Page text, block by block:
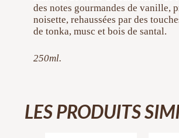
des notes gourmandes de vanille,
noisette, rehaussées par des
de tonka, musc et bois de santal.
250ml.
LES PRODUITS